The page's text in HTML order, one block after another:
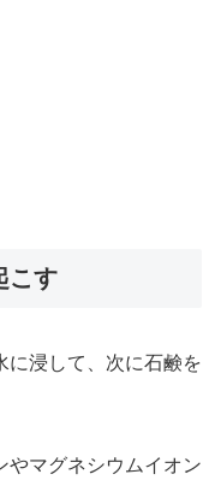
こす
に浸して、次に石鹸を
やマグネシウムイオン